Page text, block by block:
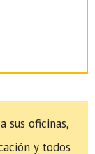
sus oficinas,
y todos